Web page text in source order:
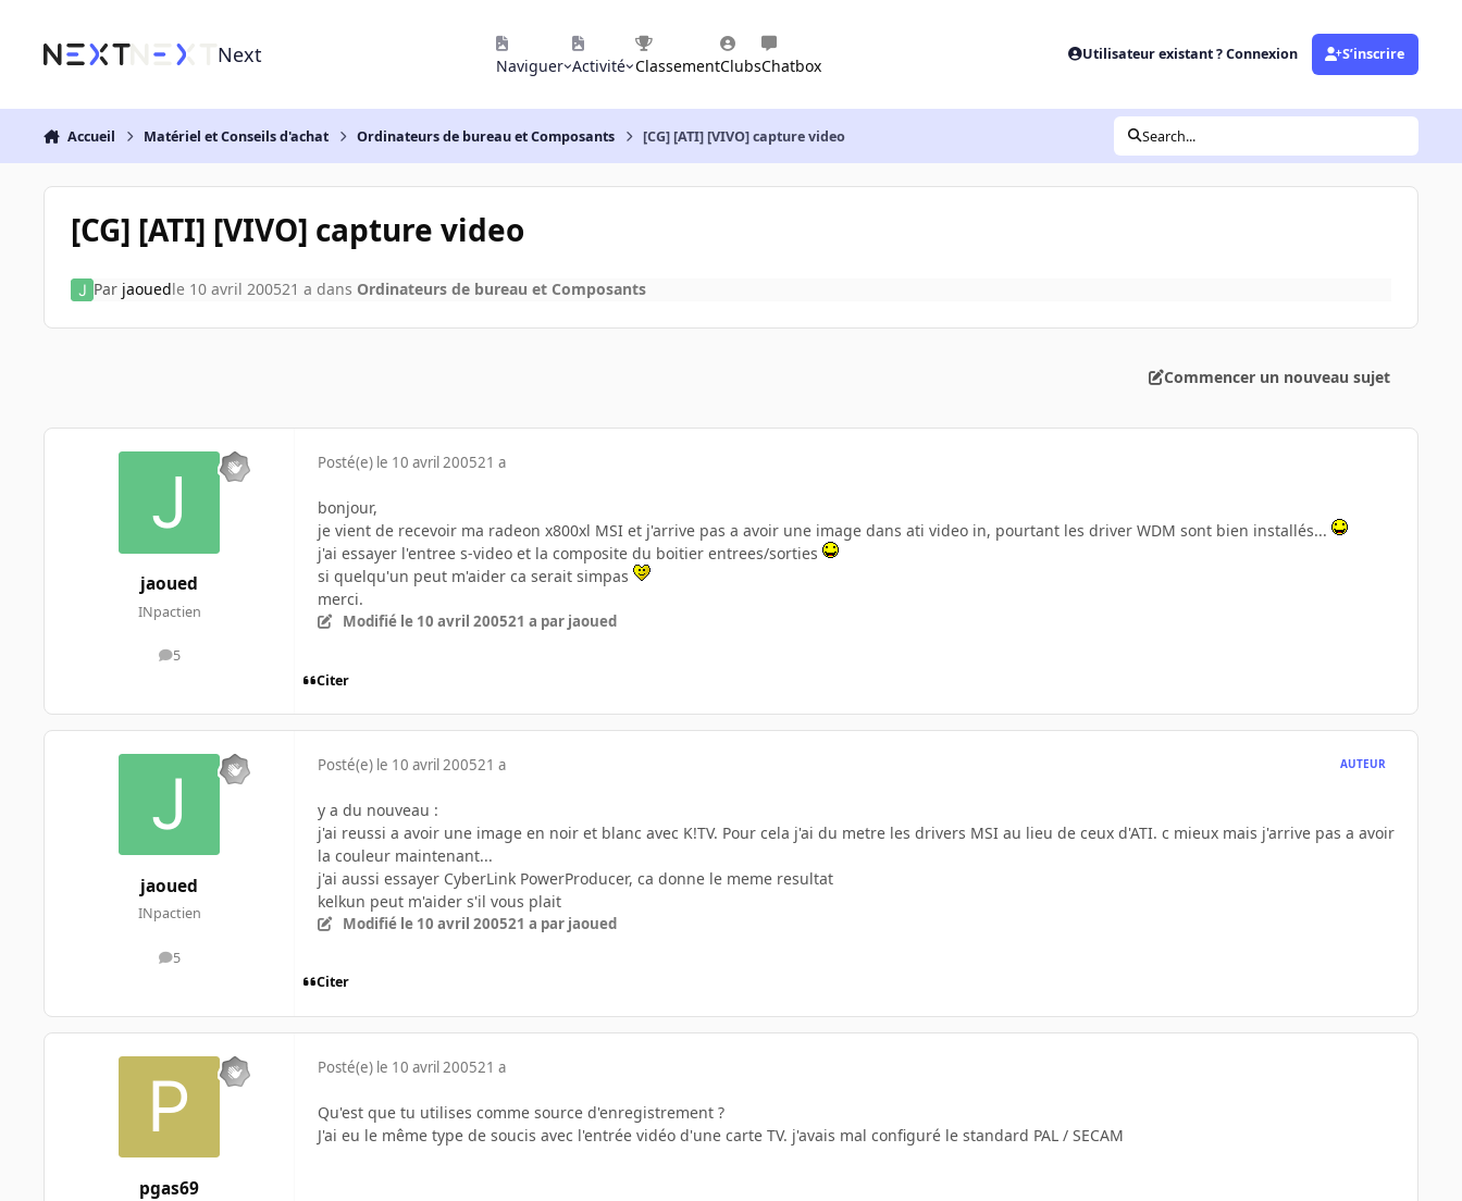
Next Naviguer Activité ClassementClubsChatbox
Utilisateur existant ? Connexion S’inscrire
Accueil Matériel et Conseils d'achat Ordinateurs de bureau et Composants [CG] [ATI] [VIVO] capture video Search...
[CG] [ATI] [VIVO] capture video
Par jaouedle 10 avril 200521 a dans Ordinateurs de bureau et Composants
Commencer un nouveau sujet
jaoued
INpactien
5
messages
Posté(e) le 10 avril 200521 a
bonjour,
je vient de recevoir ma radeon x800xl MSI et j'arrive pas a avoir une image dans ati video in, pourtant les driver WDM sont bien installés...
j'ai essayer l'entree s-video et la composite du boitier entrees/sorties
si quelqu'un peut m'aider ca serait simpas
merci.
Modifié le 10 avril 200521 a par jaoued
Citer
jaoued
INpactien
5
messages
Posté(e) le 10 avril 200521 a AUTEUR
y a du nouveau :
j'ai reussi a avoir une image en noir et blanc avec K!TV. Pour cela j'ai du metre les drivers MSI au lieu de ceux d'ATI. c mieux mais j'arrive pas a avoir
la couleur maintenant...
j'ai aussi essayer CyberLink PowerProducer, ca donne le meme resultat
kelkun peut m'aider s'il vous plait
Modifié le 10 avril 200521 a par jaoued
Citer
pgas69
Posté(e) le 10 avril 200521 a
Qu'est que tu utilises comme source d'enregistrement ?
J'ai eu le même type de soucis avec l'entrée vidéo d'une carte TV. j'avais mal configuré le standard PAL / SECAM